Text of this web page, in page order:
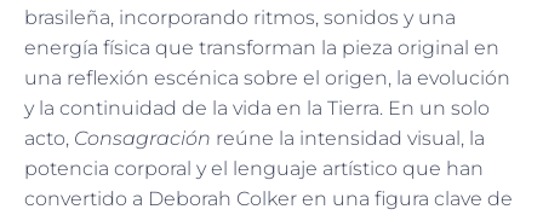
brasileña, incorporando ritmos, sonidos y una
energía física que transforman la pieza original en
una reflexión escénica sobre el origen, la evolución
y la continuidad de la vida en la Tierra. En un solo
acto, Consagración reúne la intensidad visual, la
potencia corporal y el lenguaje artístico que han
convertido a Deborah Colker en una figura clave de